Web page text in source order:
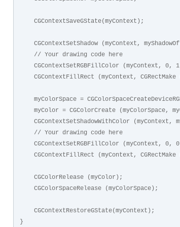
    CGContextSaveGState(myContext);
CGContextSetShadow (myContext,
    // Your drawing code here
CGContextSetRGBFillColor (myContext, 0,
CGContextFillRect (myContext,
myColorSpace =
myColor = CGColorCreate (myColorSpace,
CGContextSetShadowWithColor
    // Your drawing code here
CGContextSetRGBFillColor (myContext, 0,
CGContextFillRect (myContext,
    CGColorRelease (myColor);
    CGColorSpaceRelease (myColorSpace);
    CGContextRestoreGState(myContext);
}